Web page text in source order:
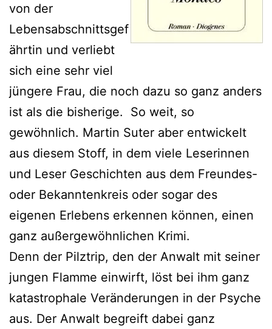
von der
Lebensabschnittsgef
ährtin und verliebt
sich eine sehr viel
jüngere Frau, die noch dazu so ganz anders
ist als die bisherige. So weit, so
gewöhnlich. Martin Suter aber entwickelt
aus diesem Stoff, in dem viele Leserinnen
und Leser Geschichten aus dem Freundes-
oder Bekanntenkreis oder sogar des
eigenen Erlebens erkennen können, einen
ganz außergewöhnlichen Krimi.
Denn der Pilztrip, den der Anwalt mit seiner
jungen Flamme einwirft, löst bei ihm ganz
katastrophale Veränderungen in der Psyche
aus. Der Anwalt begreift dabei ganz